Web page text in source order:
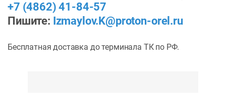
+7 (4862) 41-84-57
Пишите: Izmaylov.K@proton-orel.ru
Бесплатная доставка до терминала ТК по РФ.